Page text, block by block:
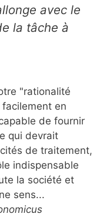
avec le
la tâche à
"rationalité
en
de fournir
qui devrait
de traitement,
indispensable
la société et
sens...